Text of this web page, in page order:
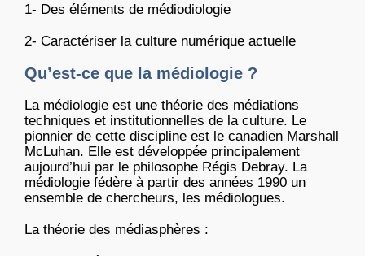
1- Des éléments de médiodiologie
2- Caractériser la culture numérique actuelle
Qu’est-ce que la médiologie ?
La médiologie est une théorie des médiations
techniques et institutionnelles de la culture. Le
pionnier de cette discipline est le canadien Marshall
McLuhan. Elle est développée principalement
aujourd’hui par le philosophe Régis Debray. La
médiologie fédère à partir des années 1990 un
ensemble de chercheurs, les médiologues.
La théorie des médiasphères :